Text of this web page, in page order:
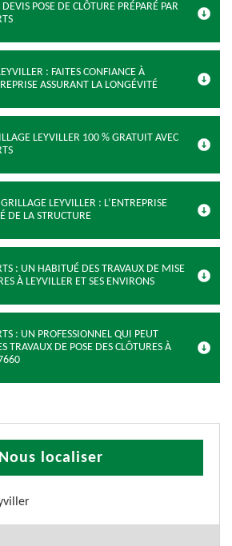
POSE DE CLÔTURE PRÉPARÉ PAR
: FAITES CONFIANCE À
ASSURANT LA LONGÉVITÉ
LEYVILLER 100 % GRATUIT AVEC
LEYVILLER : L’ENTREPRISE
DE LA STRUCTURE
: UN HABITUÉ DES TRAVAUX DE MISE
À LEYVILLER ET SES ENVIRONS
: UN PROFESSIONNEL QUI PEUT
TRAVAUX DE POSE DES CLÔTURES À
Nous localiser